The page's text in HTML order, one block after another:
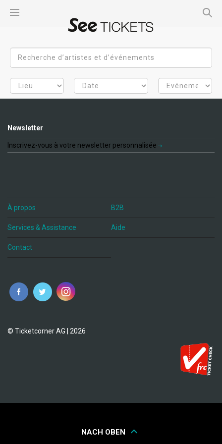
Newsletter
Inscrivez-vous à votre newsletter personnalisée
À propos B2B
Services & Assistance Aide
Contact
fr
© Ticketcorner AG | 2026
NACH OBEN